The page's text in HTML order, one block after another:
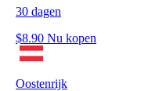
30 dagen
$8.90 Nu kopen
Oostenrijk